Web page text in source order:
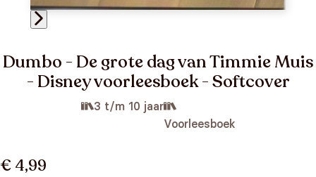
Dumbo - De grote dag van Timmie Muis
- Disney voorleesboek - Softcover
3 t/m 10 jaar
Voorleesboek
€ 4,99